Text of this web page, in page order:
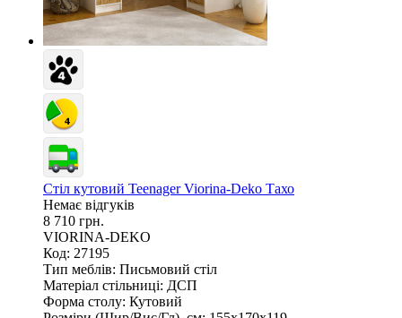
Стіл кутовий Teenager Viorina-Deko Тахо
Немає відгуків
8 710 грн.
VIORINA-DEKO
Код: 27195
Тип меблів: Письмовий стіл
Матеріал стільниці: ДСП
Форма столу: Кутовий